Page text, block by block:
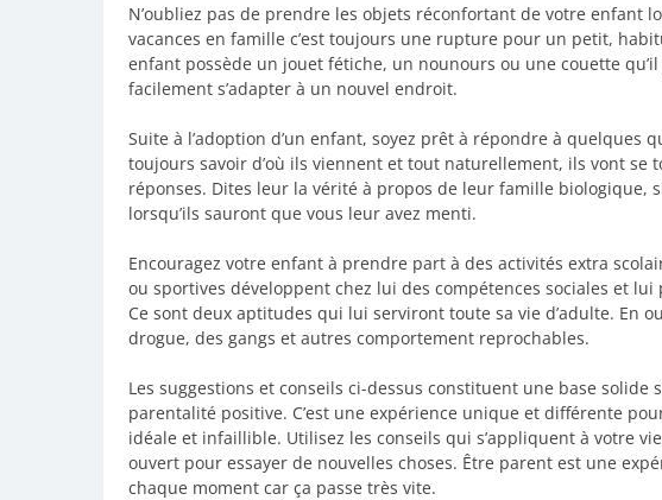
N’oubliez pas de prendre les objets réconfortant de votre enfant
vacances en famille c’est toujours une rupture pour un petit,
enfant possède un jouet fétiche, un nounours ou une couette
facilement s’adapter à un nouvel endroit.
Suite à l’adoption d’un enfant, soyez prêt à répondre à quelques
toujours savoir d’où ils viennent et tout naturellement, ils vont se
réponses. Dites leur la vérité à propos de leur famille biologique,
lorsqu’ils sauront que vous leur avez menti.
Encouragez votre enfant à prendre part à des activités extra
ou sportives développent chez lui des compétences sociales et
Ce sont deux aptitudes qui lui serviront toute sa vie d’adulte. En
drogue, des gangs et autres comportement reprochables.
Les suggestions et conseils ci-dessus constituent une base
parentalité positive. C’est une expérience unique et différente
idéale et infaillible. Utilisez les conseils qui s’appliquent à votre
ouvert pour essayer de nouvelles choses. Être parent est une
chaque moment car ça passe très vite.